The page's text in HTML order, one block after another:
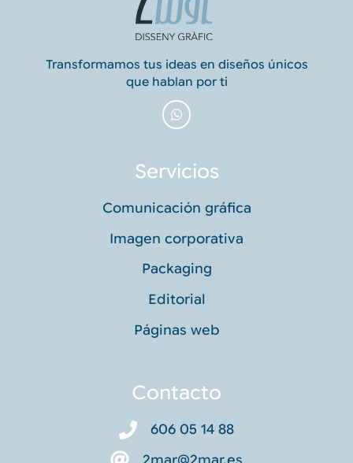
Transformamos tus ideas en diseños únicos
que hablan por ti
Servicios
Comunicación gráfica
Imagen corporativa
Packaging
Editorial
Páginas web
Contacto
606 05 14 88